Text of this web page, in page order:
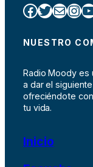
Facebook Twitter Correo electrónico InstagramYouTube
NUESTRO
Radio Moody es
a dar el
ofreciéndote
tu vida.
Inicio